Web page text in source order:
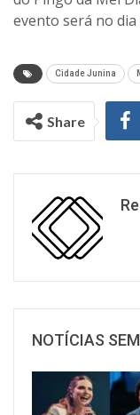
evento será no dia
Cidade Junina
Share
NOTÍCIAS